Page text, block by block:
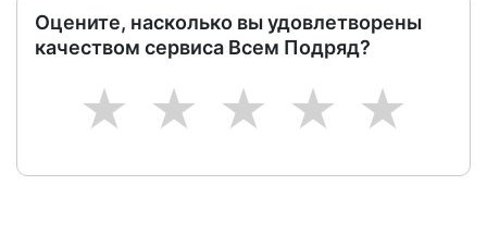
Оцените, насколько вы удовлетворены
качеством сервиса Всем Подряд?
5
4
3
2
1